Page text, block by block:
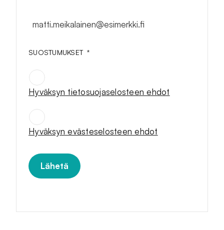
SUOSTUMUKSET *
Hyväksyn tietosuojaselosteen ehdot
SUOSTUMUKSET
Hyväksyn evästeselosteen ehdot